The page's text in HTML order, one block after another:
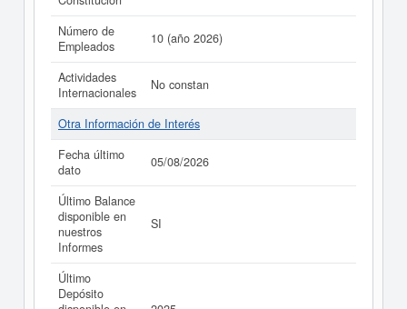
Número de
Empleados
10 (año 2026)
Actividades
Internacionales
No constan
Otra Información de Interés
Fecha último
dato
05/08/2026
Último Balance
disponible en
nuestros
Informes
SI
Último
Depósito